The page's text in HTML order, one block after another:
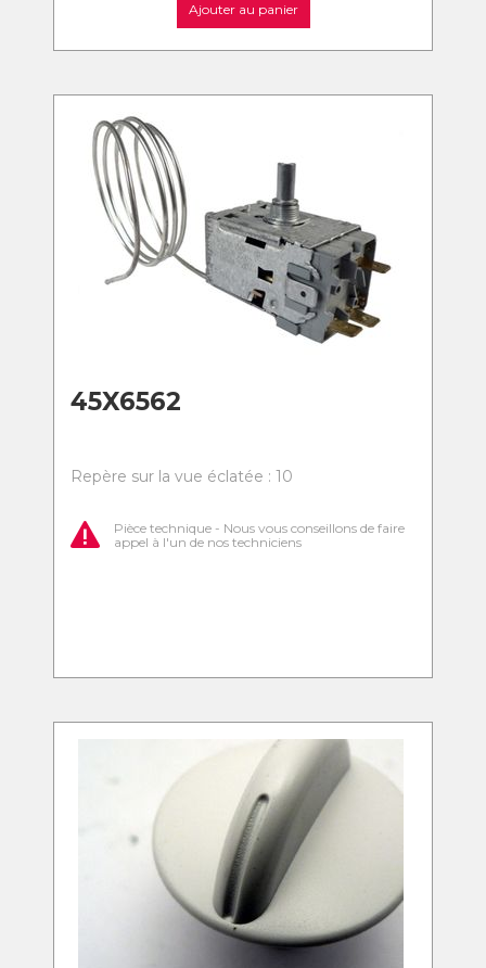
Ajouter au panier
45X6562
Repère sur la vue éclatée : 10
Pièce technique - Nous vous conseillons de faire
appel à l'un de nos techniciens